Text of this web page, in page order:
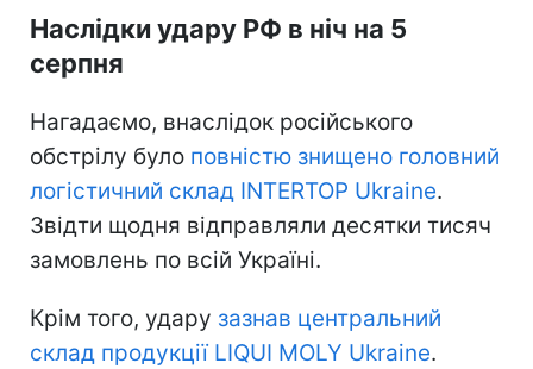
Наслідки удару РФ в ніч на 5
серпня
Нагадаємо, внаслідок російського
обстрілу було повністю знищено головний
логістичний склад INTERTOP Ukraine.
Звідти щодня відправляли десятки тисяч
замовлень по всій Україні.
Крім того, удару зазнав центральний
склад продукції LIQUI MOLY Ukraine.